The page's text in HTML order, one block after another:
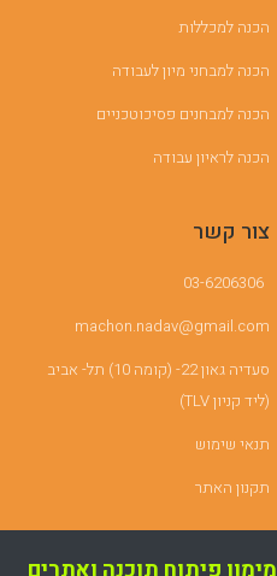
הכנה למכללות
הכנה למבחני מיון לעבודה
הכנה למבחנים פסיכוטכניים
הכנה לראיון עבודה
צור קשר
03-6206306
machon.nadav@gmail.com
סעדיה גאון 22- (קומה 10) תל- אביב
(ליד קניון TLV)
תנאי שימוש
תקנון האתר